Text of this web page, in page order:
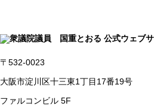
〒532-0023
大阪市淀川区十三東1丁目17番19号
ファルコンビル 5F